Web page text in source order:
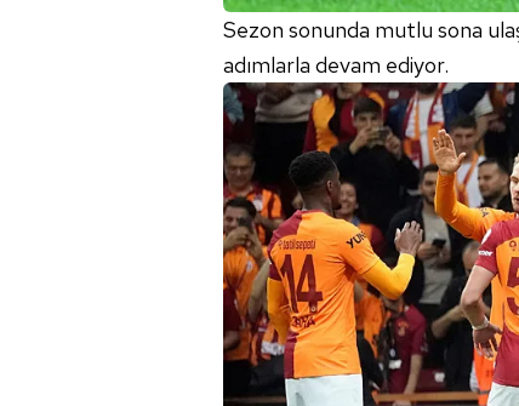
Sezon sonunda mutlu sona
adımlarla devam ediyor.